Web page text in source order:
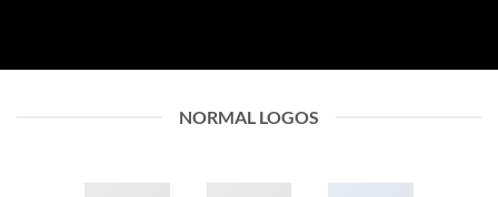
NORMAL LOGOS